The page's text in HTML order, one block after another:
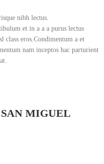
nibh lectus.
et in a a a purus lectus
class eros.Condimentum a et
nam inceptos hac parturient
MIGUEL